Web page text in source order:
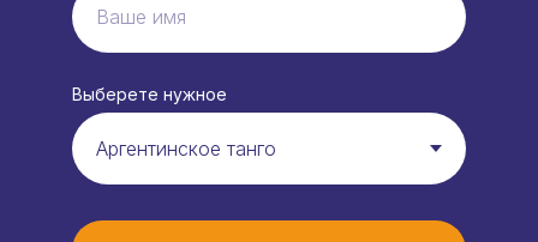
Выберете нужное